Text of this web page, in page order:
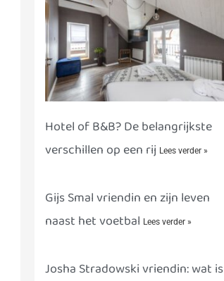
Hotel of B&B? De belangrijkste
verschillen op een rij Lees verder »
Gijs Smal vriendin en zijn leven
naast het voetbal Lees verder »
Josha Stradowski vriendin: wat is